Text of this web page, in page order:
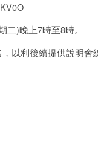
)晚上7時至8時。
以利後續提供說明會